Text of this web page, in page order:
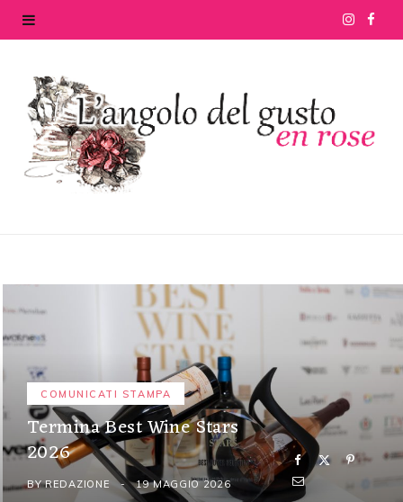
I
t e
k
COMUNICATI STAMPA
Termina Best Wine Stars
2026
BY REDAZIONE 19 MAGGIO 2026